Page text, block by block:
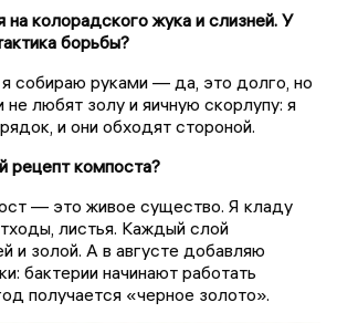
колорадского жука и слизней. У
борьбы?
собираю руками — да, это долго, но
не любят золу и яичную скорлупу: я
и они обходят стороной.
рецепт компоста?
— это живое существо. Я кладу
листья. Каждый слой
и золой. А в августе добавляю
бактерии начинают работать
получается «черное золото».